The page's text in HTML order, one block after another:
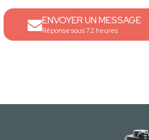
ENVOYER UN MESSAGE
Réponse sous 72 heures